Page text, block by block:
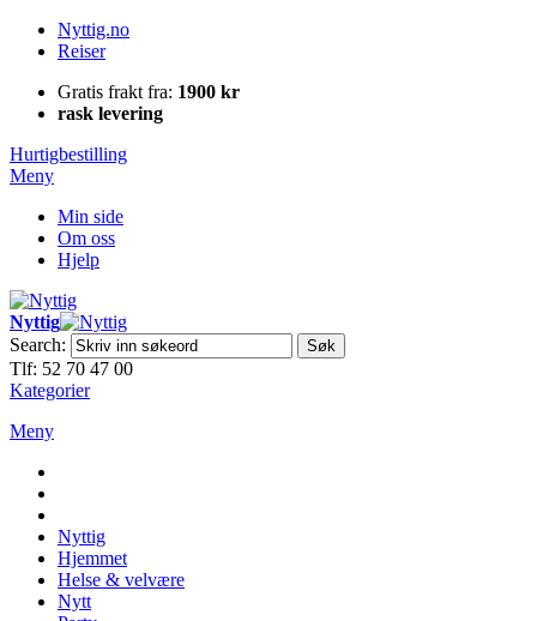
Nyttig.no
Reiser
Gratis frakt fra: 1900 kr
rask levering
Hurtigbestilling
Meny
Min side
Om oss
Hjelp
Nyttig
Search:
Søk
Tlf: 52 70 47 00
Kategorier
Meny
Nyttig
Hjemmet
Helse & velvære
Nytt